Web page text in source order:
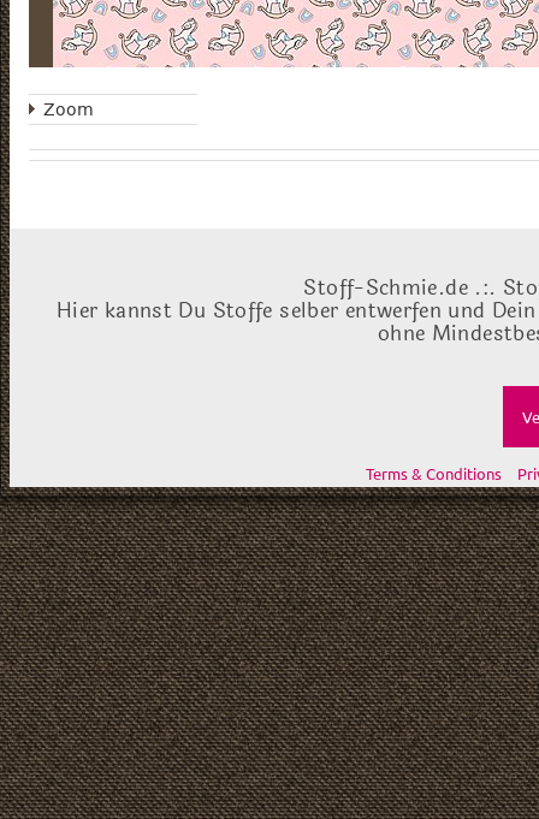
Zoom
Stoff-Schmie.de .:.
Hier kannst Du Stoffe selber entwerfen und
ohne
Terms & Conditions